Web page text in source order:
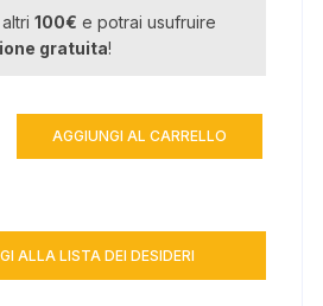
altri100€ e potrai usufruire
gratuita!
AGGIUNGI AL CARRELLO
ALLA LISTA DEI DESIDERI